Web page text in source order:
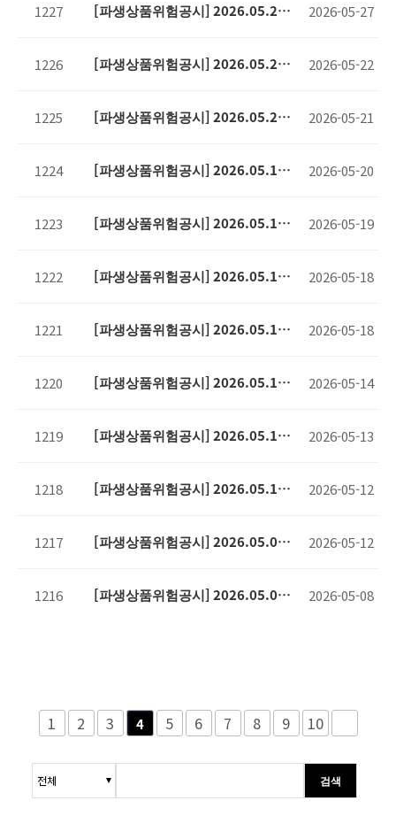
1227
[파생상품위험공시] 2026.05.22
2026-05-27
1226
[파생상품위험공시] 2026.05.21
2026-05-22
1225
[파생상품위험공시] 2026.05.20
2026-05-21
1224
[파생상품위험공시] 2026.05.19
2026-05-20
1223
[파생상품위험공시] 2026.05.18
2026-05-19
1222
[파생상품위험공시] 2026.05.15
2026-05-18
1221
[파생상품위험공시] 2026.05.14
2026-05-18
1220
[파생상품위험공시] 2026.05.13
2026-05-14
1219
[파생상품위험공시] 2026.05.12
2026-05-13
1218
[파생상품위험공시] 2026.05.11
2026-05-12
1217
[파생상품위험공시] 2026.05.08
2026-05-12
1216
[파생상품위험공시] 2026.05.07
2026-05-08
1 2 3 4 5 6 7 8 9 10
검색